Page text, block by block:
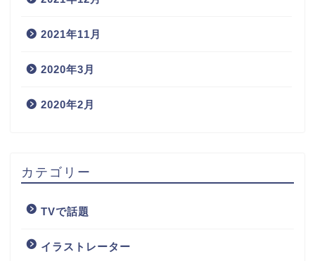
2021年11月
2020年3月
2020年2月
カテゴリー
TVで話題
イラストレーター